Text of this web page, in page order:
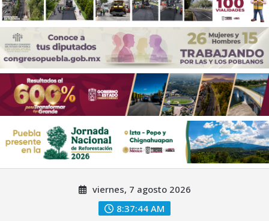
viernes, 7 agosto 2026
8:37:46 AM